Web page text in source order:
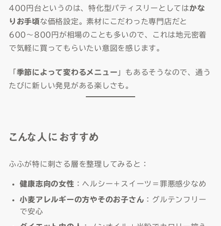
400円台というのは、特化型パティスリーとしては かな
りお手頃な価格設定。素材にこだわった専門店だと
600〜800円が相場のことも多いので、これは地元密着
で気軽に買ってもらいたい意図を感じます。
「 季節によって変わるメニュー 」もあるそうなので、通う
たびに新しい発見がある楽しさも。
こんな人におすすめ
ふふが特に刺さる層を整理してみると：
健康志向の女性 ：ヘルシー＋スイーツ＝罪悪感少なめ
小麦アレルギーの方やそのお子さん ：グルテンフリー
で安心